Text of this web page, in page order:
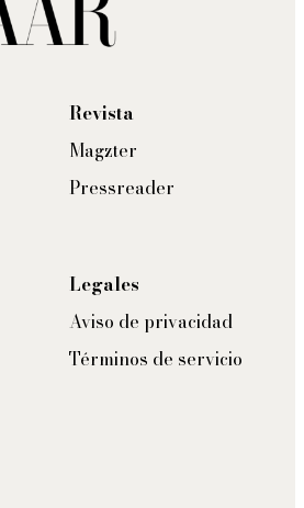
Revista
Magzter
Pressreader
Legales
Aviso de privacidad
Términos de servicio